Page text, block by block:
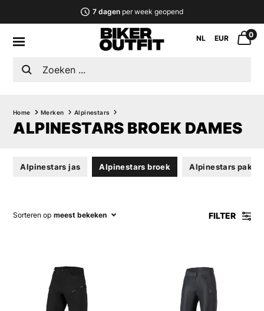
7 dagenper week geopend
NL EUR 0
Home Merken Alpinestars
ALPINESTARS BROEK DAMES
Alpinestars jas Alpinestars broek Alpinestars pak
Sorteren op meest bekeken FILTER